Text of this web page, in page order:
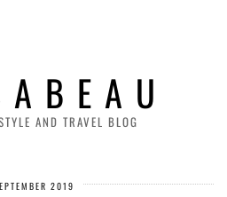
B E A U
AND TRAVEL BLOG
2019